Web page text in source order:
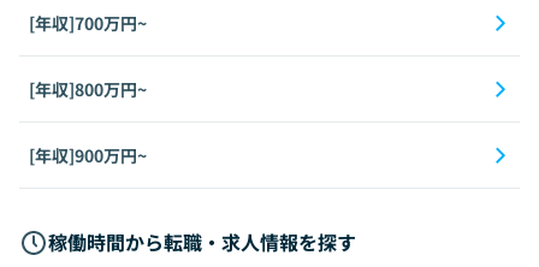
[年収]700万円~
[年収]800万円~
[年収]900万円~
稼働時間から転職・求人情報を探す